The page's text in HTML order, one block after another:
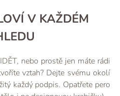
V KAŽDÉM
nebo prostě jen máte rádi
vztah? Dejte svému okolí
každý podpis. Opatřete pero